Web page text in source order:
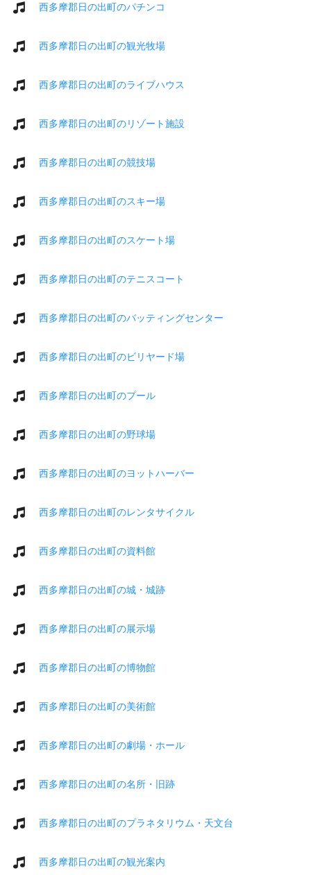
西多摩郡日の出町のパチンコ
西多摩郡日の出町の観光牧場
西多摩郡日の出町のライブハウス
西多摩郡日の出町のリゾート施設
西多摩郡日の出町の競技場
西多摩郡日の出町のスキー場
西多摩郡日の出町のスケート場
西多摩郡日の出町のテニスコート
西多摩郡日の出町のバッティングセンター
西多摩郡日の出町のビリヤード場
西多摩郡日の出町のプール
西多摩郡日の出町の野球場
西多摩郡日の出町のヨットハーバー
西多摩郡日の出町のレンタサイクル
西多摩郡日の出町の資料館
西多摩郡日の出町の城・城跡
西多摩郡日の出町の展示場
西多摩郡日の出町の博物館
西多摩郡日の出町の美術館
西多摩郡日の出町の劇場・ホール
西多摩郡日の出町の名所・旧跡
西多摩郡日の出町のプラネタリウム・天文台
西多摩郡日の出町の観光案内